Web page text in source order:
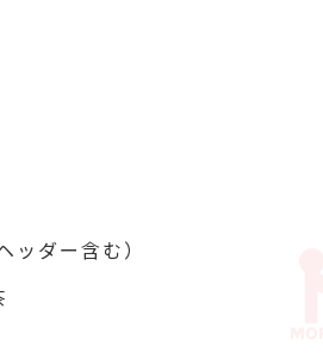
ッダー含む）